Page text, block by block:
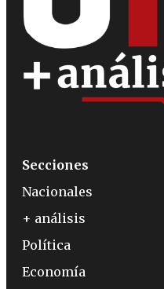
Secciones
Nacionales
+ análisis
Política
Economía